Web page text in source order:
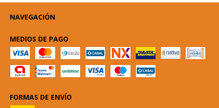
NAVEGACIÓN
MEDIOS DE PAGO
FORMAS DE ENVÍO